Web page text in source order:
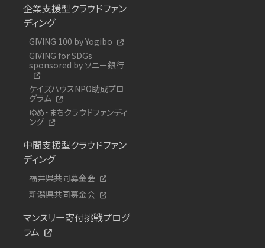
企業支援型クラウドファン
ディング
GIVING 100 by Yogibo
GIVING for SDGs
sponsored by ソニー銀行
ケイズハウスNPO助成プロ
グラム
ゆめ・まちクラウドファンディ
ング
中間支援型クラウドファン
ディング
福井県共同募金会
新潟県共同募金会
マンスリー寄付挑戦プログ
ラム